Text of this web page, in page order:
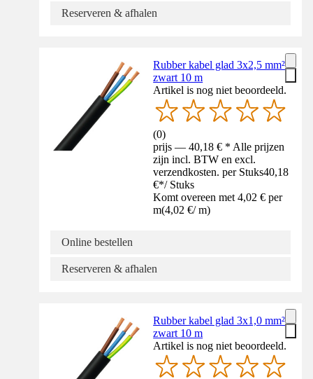
Reserveren & afhalen
Rubber kabel glad 3x2,5 mm²
zwart 10 m
Artikel is nog niet beoordeeld.
(0)
prijs — 40,18 € * Alle prijzen
zijn incl. BTW en excl.
verzendkosten. per Stuks40,18
€*/ Stuks
Komt overeen met 4,02 € per
m(4,02 €/ m)
Online bestellen
Reserveren & afhalen
Rubber kabel glad 3x1,0 mm²
zwart 10 m
Artikel is nog niet beoordeeld.